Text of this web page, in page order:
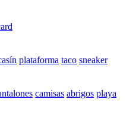
plataforma taco sneaker
camisas abrigos playa